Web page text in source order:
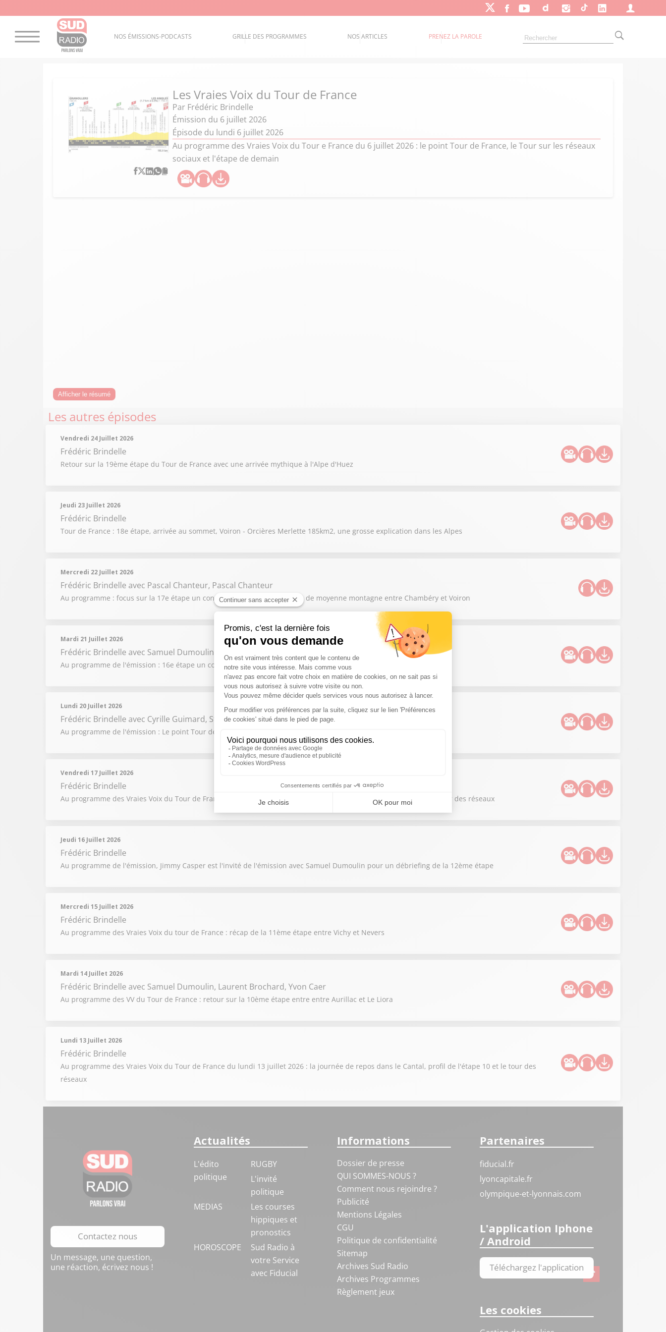
NOS ÉMISSIONS-PODCASTS GRILLE DES PROGRAMMES NOS ARTICLES PRENEZ LA PAROLE
Les Vraies Voix du Tour de France
Par Frédéric Brindelle
Émission du 6 juillet 2026
Épisode du lundi 6 juillet 2026
Au programme des Vraies Voix du Tour e France du 6 juillet 2026 : le point Tour de France, le Tour sur les réseaux
sociaux et l'étape de demain
Afficher le résumé
Les autres épisodes
Vendredi 24 Juillet 2026
Frédéric Brindelle
Retour sur la 19ème étape du Tour de France avec une arrivée mythique à l'Alpe d'Huez
Jeudi 23 Juillet 2026
Frédéric Brindelle
Tour de France : 18e étape, arrivée au sommet, Voiron - Orcières Merlette 185km2, une grosse explication dans les Alpes
Mercredi 22 Juillet 2026
Frédéric Brindelle avec Pascal Chanteur, Pascal Chanteur
Au programme : focus sur la 17e étape un contre la montre des 174,7 km de moyenne montagne entre Chambéry et Voiron
Mardi 21 Juillet 2026
Frédéric Brindelle avec Samuel Dumoulin, Marc Madiot, Julien Jurdie
Au programme de l'émission : 16e étape un contre la montre de 26 km1 entre Evian Les Bains et Thonon les Bains
Lundi 20 Juillet 2026
Frédéric Brindelle avec Cyrille Guimard, Stéphane Goubert
Au programme de l'émission : Le point Tour de France (Les classements) et les déclarations des coureurs
Vendredi 17 Juillet 2026
Frédéric Brindelle
Au programme des Vraies Voix du Tour de France : un point sur l'étape du jour, l'interview du grand témoin et le Tour des réseaux
Jeudi 16 Juillet 2026
Frédéric Brindelle
Au programme de l'émission, Jimmy Casper est l'invité de l'émission avec Samuel Dumoulin pour un débriefing de la 12ème étape
Mercredi 15 Juillet 2026
Frédéric Brindelle
Au programme des Vraies Voix du tour de France : récap de la 11ème étape entre Vichy et Nevers
Mardi 14 Juillet 2026
Frédéric Brindelle avec Samuel Dumoulin, Laurent Brochard, Yvon Caer
Au programme des VV du Tour de France : retour sur la 10ème étape entre entre Aurillac et Le Liora
Lundi 13 Juillet 2026
Frédéric Brindelle
Au programme des Vraies Voix du Tour de France du lundi 13 juillet 2026 : la journée de repos dans le Cantal, profil de l'étape 10 et le tour des
réseaux
Contactez nous
Un message, une question,
une réaction, écrivez nous !
Actualités
L'édito
politique
RUGBY
L'invité
politique
MEDIAS
Les courses
hippiques et
pronostics
HOROSCOPE
Sud Radio à
votre Service
avec Fiducial
Informations
Dossier de presse
QUI SOMMES-NOUS ?
Comment nous rejoindre ?
Publicité
Mentions Légales
CGU
Politique de confidentialité
Sitemap
Archives Sud Radio
Archives Programmes
Règlement jeux
Partenaires
fiducial.fr
lyoncapitale.fr
olympique-et-lyonnais.com
L'application Iphone
/ Android
Téléchargez l'application
Les cookies